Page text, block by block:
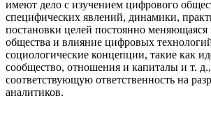
имеют дело с изучением цифрового
специфических явлений, динамики,
постановки целей постоянно
общества и влияние цифровых
социологические концепции, такие как
сообщество, отношения и капиталы и т.
соответствующую ответственность на
аналитиков.